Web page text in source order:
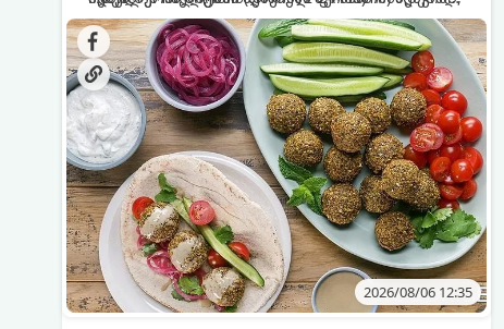
სალათებთან ერთად ან ტახინის (სესამის)
სოუსთან მირთმევისთვის.
იდეალურად შეინარჩუნოს და არ დაიშალოს.
დრო: 10–15 წუთი ულუფა: 20–24 ცალი ბურთულა
(4–6 პორცია)
2026/08/06 12:35